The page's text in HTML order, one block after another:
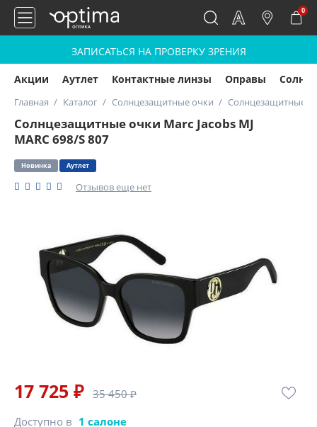
0
ЗАПИСАТЬСЯ НА ПРОВЕРКУ ЗРЕНИЯ
Акции Аутлет Контактные линзы Оправы
Главная Каталог Солнцезащитные очки Солнцезащитные
Солнцезащитные очки Marc Jacobs MJ
MARC 698/S 807
Новинка Аутлет
Отзывов еще нет
17 725 ₽ 35 450 ₽
Доступно в 1 салоне